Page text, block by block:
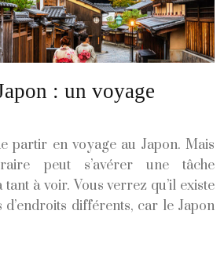
: un voyage
partir en voyage au Japon. Mais
peut s’avérer une tâche
à voir. Vous verrez qu’il existe
différents, car le Japon